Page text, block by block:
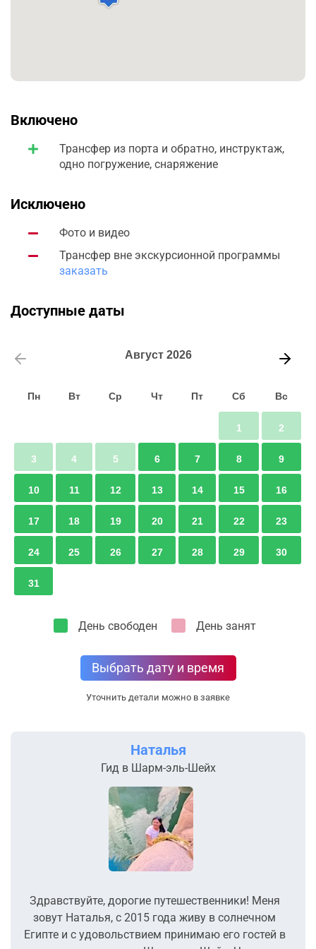
Включено
Трансфер из порта и обратно, инструктаж,
одно погружение, снаряжение
Исключено
Фото и видео
Трансфер вне экскурсионной программы
заказать
Доступные даты
Август 2026
Пн Вт Ср Чт Пт Сб Вс
1 2
3 4 5 6 7 8 9
10 11 12 13 14 15 16
17 18 19 20 21 22 23
24 25 26 27 28 29 30
31
День свободен День занят
Выбрать дату и время
Уточнить детали можно в заявке
Наталья
Гид в Шарм-эль-Шейх
Здравствуйте, дорогие путешественники! Меня
зовут Наталья, с 2015 года живу в солнечном
Египте и с удовольствием принимаю его гостей в